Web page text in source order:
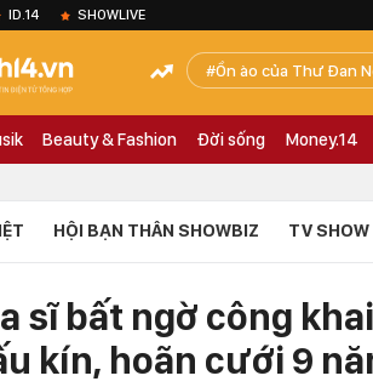
ID.14 SHOWLIVE
Ồn ào của Thư Đan
Beauty & Fashion Đời sống Money.14
HỘI BẠN THÂN SHOWBIZ TV SHOW
sĩ bất ngờ công
kín, hoãn cưới 9